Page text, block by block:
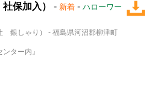
保加入） - 新着 - ハローワー
銀しゃり） - 福島県河沼郡柳津町
ター内』